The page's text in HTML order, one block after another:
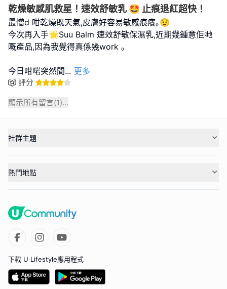
乾燥敏感肌救星！速效舒敏乳 🤩 止痕退紅超快！
最憎d 咁乾燥既天氣,皮膚好容易敏感痕癢｡😟
今次再入手🌟Suu Balm 速效舒敏保濕乳,近期幾鍾意佢哋
嘅產品,因為我覺得真係幾work ｡
今日咁啱突然間... 更多
評分
顯示所有留言(1)...
社群主題
熱門地點
下載 U Lifestyle應用程式